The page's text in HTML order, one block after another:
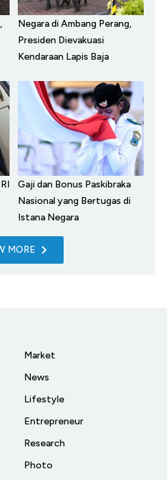
Negara di Ambang Perang,
Presiden Dievakuasi
Kendaraan Lapis Baja
Gaji dan Bonus Paskibraka
Nasional yang Bertugas di
Istana Negara
MORE
Market
News
Lifestyle
Entrepreneur
Research
Photo